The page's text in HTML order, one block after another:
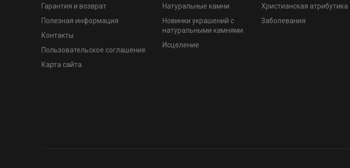
Гарантия и возврат
Полезная информация
Контакты
Пользовательское соглашение
Карта сайта
Натуральные камни
Новинки украшений с
натуральными камнями
Христианская атрибутика
Заболевания
Исцеление